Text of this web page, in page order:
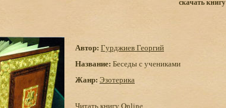
скачать
Автор: Гурджиев Георгий
Название: Беседы с учениками
Жанр: Эзотерика
Читать книгу Online